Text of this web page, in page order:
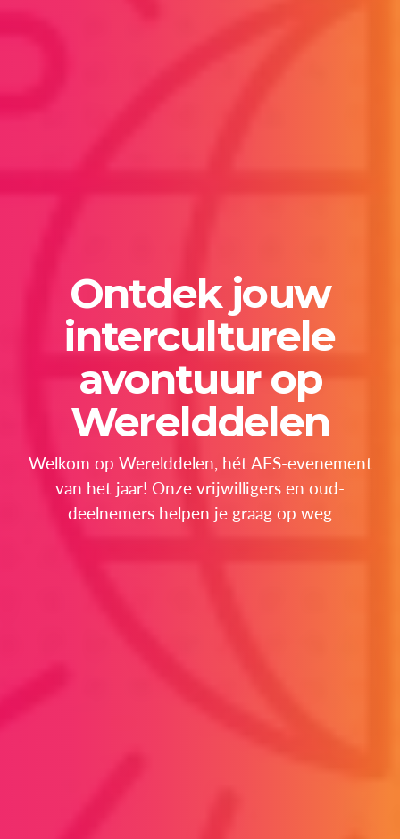
Ontdek jouw
interculturele
avontuur op
Werelddelen
Welkom op Werelddelen, hét AFS-evenement
van het jaar! Onze vrijwilligers en oud-
deelnemers helpen je graag op weg